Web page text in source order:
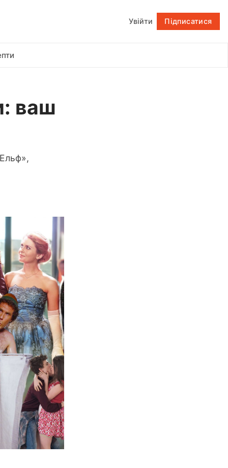
Увійти Підписатися
Підписатися
ваш